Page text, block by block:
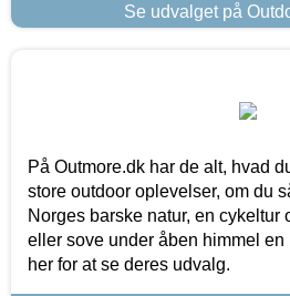
Se udvalget på
På Outmore.dk har de alt, hvad
store outdoor oplevelser, om du
Norges barske natur, en cykeltur
eller sove under åben himmel
her for at se deres udvalg.